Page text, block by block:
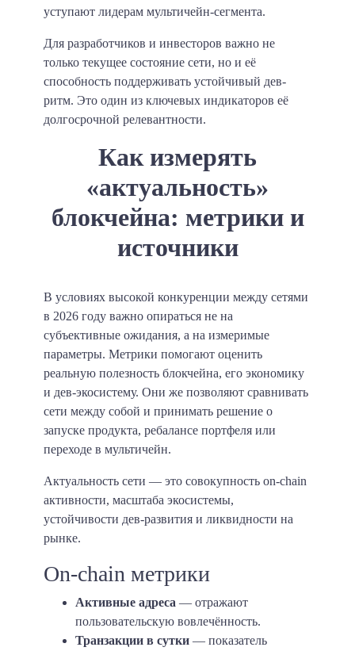
уступают лидерам мультичейн-сегмента.
Для разработчиков и инвесторов важно не
только текущее состояние сети, но и её
способность поддерживать устойчивый дев-
ритм. Это один из ключевых индикаторов её
долгосрочной релевантности.
Как измерять
«актуальность»
блокчейна: метрики и
источники
В условиях высокой конкуренции между сетями
в 2026 году важно опираться не на
субъективные ожидания, а на измеримые
параметры. Метрики помогают оценить
реальную полезность блокчейна, его экономику
и дев-экосистему. Они же позволяют сравнивать
сети между собой и принимать решение о
запуске продукта, ребалансе портфеля или
переходе в мультичейн.
Актуальность сети — это совокупность on-chain
активности, масштаба экосистемы,
устойчивости дев-развития и ликвидности на
рынке.
On-chain метрики
Активные адреса — отражают
пользовательскую вовлечённость.
Транзакции в сутки — показатель